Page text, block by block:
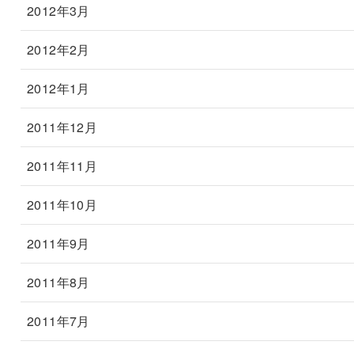
2012年3月
2012年2月
2012年1月
2011年12月
2011年11月
2011年10月
2011年9月
2011年8月
2011年7月